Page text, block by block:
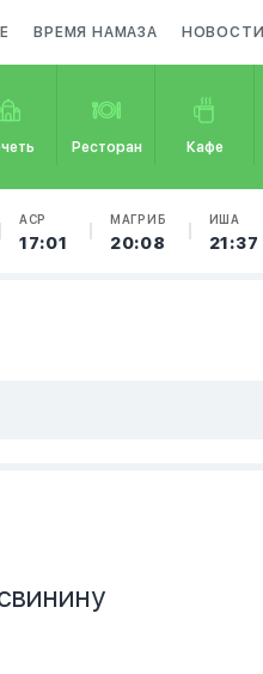
ВРЕМЯ НАМАЗА НОВОСТИ
Ресторан Кафе
АСР
17:01
МАГРИБ
20:08
ИША
21:37